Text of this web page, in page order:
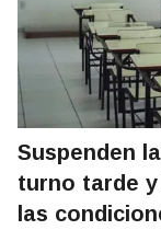
Suspenden
turno tarde y
las